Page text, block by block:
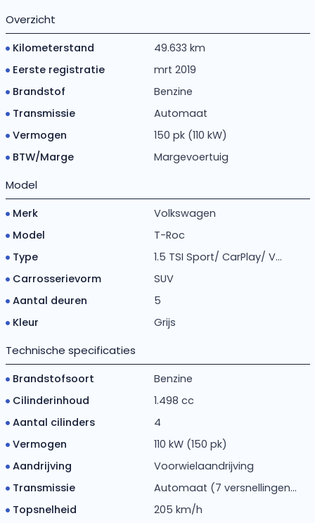
Overzicht
Kilometerstand
49.633 km
Eerste registratie
mrt 2019
Brandstof
Benzine
Transmissie
Automaat
Vermogen
150 pk (110 kW)
BTW/Marge
Margevoertuig
Model
Merk
Volkswagen
Model
T-Roc
Type
1.5 TSI Sport/ CarPlay/ V...
Carrosserievorm
SUV
Aantal deuren
5
Kleur
Grijs
Technische specificaties
Brandstofsoort
Benzine
Cilinderinhoud
1.498 cc
Aantal cilinders
4
Vermogen
110 kW (150 pk)
Aandrijving
Voorwielaandrijving
Transmissie
Automaat (7 versnellingen...
Topsnelheid
205 km/h